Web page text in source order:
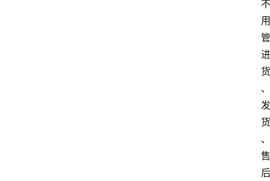
不
用
管
进
货
、
发
货
、
售
后